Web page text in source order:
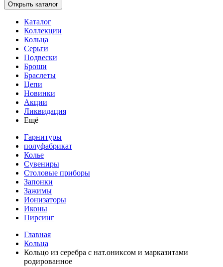
Открыть каталог
Каталог
Коллекции
Кольца
Серьги
Подвески
Броши
Браслеты
Цепи
Новинки
Акции
Ликвидация
Ещё
Гарнитуры
полуфабрикат
Колье
Сувениры
Столовые приборы
Запонки
Зажимы
Ионизаторы
Иконы
Пирсинг
Главная
Кольца
Кольцо из серебра с нат.ониксом и марказитами
родированное